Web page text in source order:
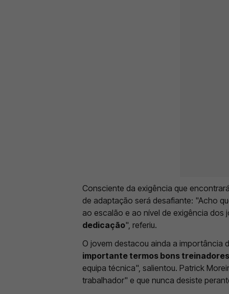
Consciente da exigência que
de adaptação será desafiante: "Acho
ao escalão e ao nível de exigência dos
dedicação", referiu.
O jovem destacou ainda a importância
importante termos bons
equipa técnica", salientou. Patrick
trabalhador" e que nunca desiste